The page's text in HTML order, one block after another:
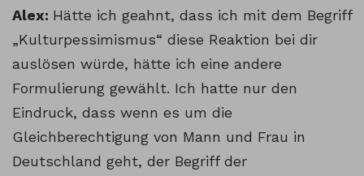
Alex: Hätte ich geahnt, dass ich mit dem Begriff
„Kulturpessimismus“ diese Reaktion bei dir
auslösen würde, hätte ich eine andere
Formulierung gewählt. Ich hatte nur den
Eindruck, dass wenn es um die
Gleichberechtigung von Mann und Frau in
Deutschland geht, der Begriff der